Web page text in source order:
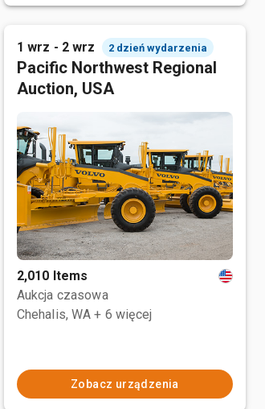
1 wrz - 2 wrz 2 dzień wydarzenia
Pacific Northwest Regional
Auction, USA
2,010 Items
Aukcja czasowa
Chehalis, WA + 6 więcej
Zobacz urządzenia